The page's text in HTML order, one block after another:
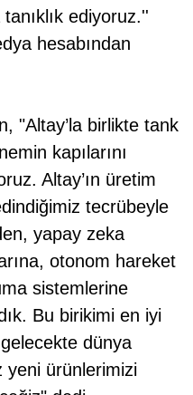
tanıklık ediyoruz.''
hesabından
"Altay’la birlikte tank
kapılarını
Altay’ın üretim
tecrübeyle
yapay zeka
otonom hareket
sistemlerine
Bu birikimi en iyi
dünya
yeni ürünlerimizi